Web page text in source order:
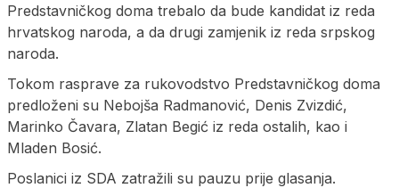
Predstavničkog doma trebalo da bude kandidat iz reda
hrvatskog naroda, a da drugi zamjenik iz reda srpskog
naroda.
Tokom rasprave za rukovodstvo Predstavničkog doma
predloženi su Nebojša Radmanović, Denis Zvizdić,
Marinko Čavara, Zlatan Begić iz reda ostalih, kao i
Mladen Bosić.
Poslanici iz SDA zatražili su pauzu prije glasanja.